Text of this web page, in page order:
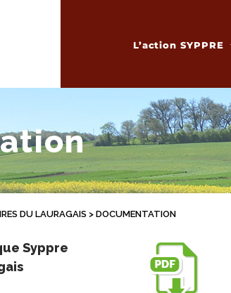
L’action SYPPRE
DU LAURAGAIS > DOCUMENTATION
Syppre